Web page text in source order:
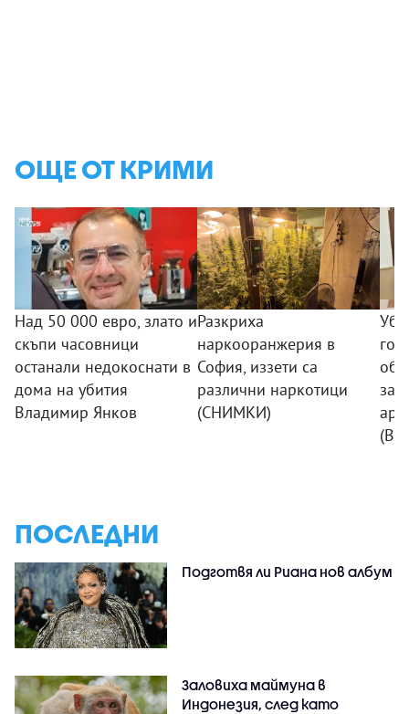
ОЩЕ ОТ КРИМИ
Над 50 000 евро, злато и
скъпи часовници
останали недокоснати в
дома на убития
Владимир Янков
Разкриха
наркооранжерия в
София, иззети са
различни наркотици
(СНИМКИ)
ПОСЛЕДНИ
Подготвя ли Риана нов албум
Заловиха маймуна в
Индонезия, след като